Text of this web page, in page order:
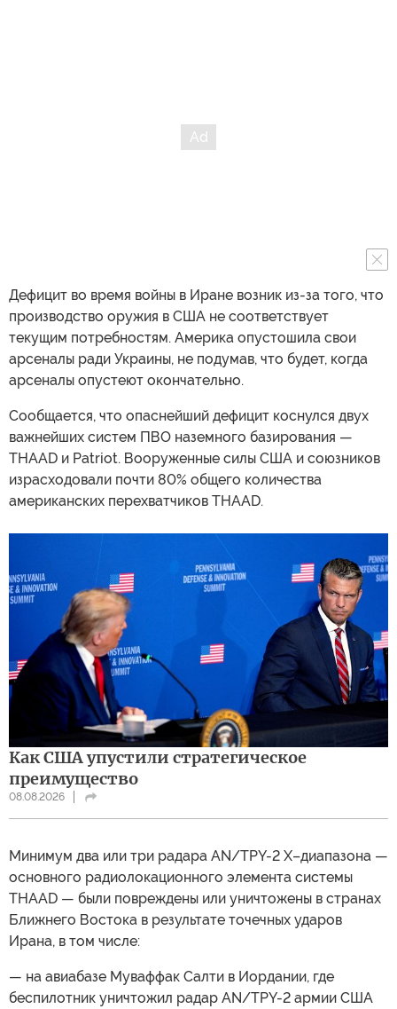
Дефицит во время войны в Иране возник из-за того, что
производство оружия в США не соответствует
текущим потребностям. Америка опустошила свои
арсеналы ради Украины, не подумав, что будет, когда
арсеналы опустеют окончательно.
Сообщается, что опаснейший дефицит коснулся двух
важнейших систем ПВО наземного базирования —
THAAD и Patriot. Вооруженные силы США и союзников
израсходовали почти 80% общего количества
американских перехватчиков THAAD.
Как США упустили стратегическое
преимущество
08.08.2026
Минимум два или три радара AN/TPY-2 X–диапазона —
основного радиолокационного элемента системы
THAAD — были повреждены или уничтожены в странах
Ближнего Востока в результате точечных ударов
Ирана, в том числе:
— на авиабазе Муваффак Салти в Иордании, где
беспилотник уничтожил радар AN/TPY-2 армии США